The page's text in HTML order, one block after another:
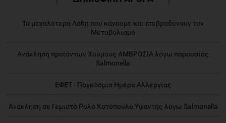
Τα μεγαλύτερα Λάθη που κάνουμε και επιβραδύνουν τον
Μεταβολισμό
Ανάκληση προϊόντων Χούμους ΑΜΒΡΟΣΙΑ λόγω παρουσίας
Salmonella
ΕΦΕΤ - Παγκόσμια Ημέρα Αλλεργίας
Ανάκληση σε Γεμιστό Ρολό Κοτόπουλο Υφαντής λόγω Salmonella